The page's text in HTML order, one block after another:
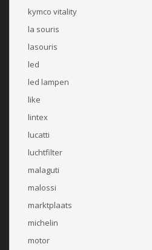
kymco vitality
la souris
lasouris
led
led lampen
like
lintex
lucatti
luchtfilter
malaguti
malossi
marktplaats
michelin
motor